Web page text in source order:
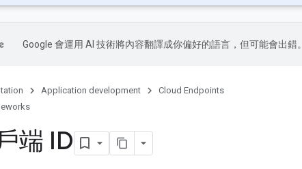
Google 會運用 AI 技術將內容翻譯成你偏好的語言，但可能會出錯。
Application development
Cloud Endpoints
端 ID